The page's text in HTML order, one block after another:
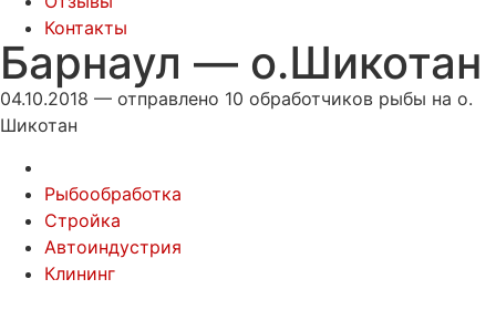
Контакты
Барнаул — о.Шикотан
04.10.2018 — отправлено 10 обработчиков рыбы на о.
Шикотан
Рыбообработка
Стройка
Автоиндустрия
Клининг